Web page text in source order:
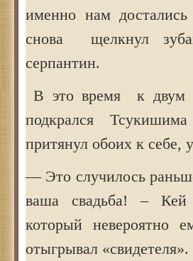
именно нам
снова щелкнул
серпантин.
В это время к двум
подкрался
притянул обоих к себе,
— Это случилось
ваша свадьба! – Кей
который
отыгрывал «свидетеля».